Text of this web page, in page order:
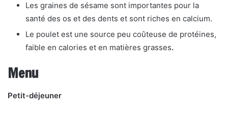
Les graines de sésame sont importantes pour la
santé des os et des dents et sont riches en calcium.
Le poulet est une source peu coûteuse de protéines,
faible en calories et en matières grasses.
Menu
Petit-déjeuner